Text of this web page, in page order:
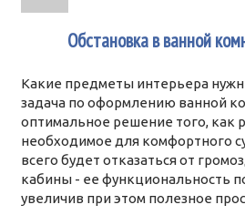
Обстановка в ванной
Какие предметы интерьера
задача по оформлению ванной
оптимальное решение того, как
необходимое для комфортного
всего будет отказаться от
кабины - ее функциональность
увеличив при этом полезное